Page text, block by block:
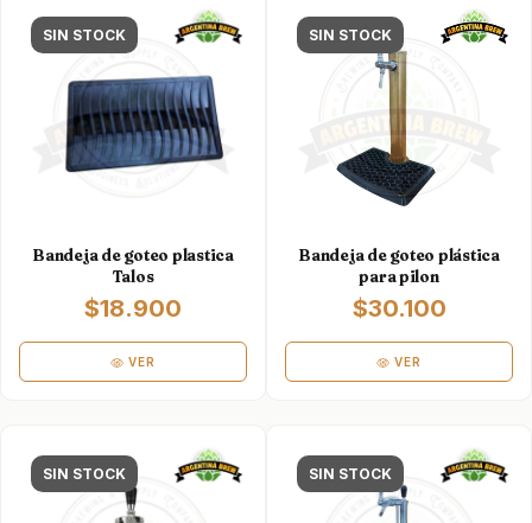
SIN STOCK
Bandeja de goteo plastica
Talos
$18.900
VER
SIN STOCK
Bandeja de goteo plástica
para pilon
$30.100
VER
SIN STOCK SIN STOCK